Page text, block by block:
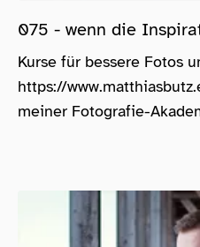
075 - wenn die
Kurse für bessere Fotos
https://
meiner Fotografie-